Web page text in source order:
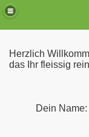
Herzlich
das Ihr fleissig
Dein Name: